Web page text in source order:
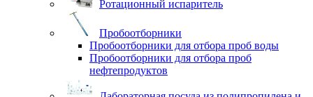
Ротационный испаритель
Пробоотборники
Пробоотборники для отбора проб воды
Пробоотборники для отбора проб
нефтепродуктов